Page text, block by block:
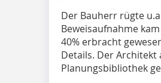
Der Bauherr rügte
Beweisaufnahme
40% erbracht
Details. Der
Planungsbibliothek